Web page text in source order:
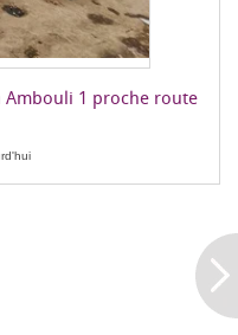
Ambouli 1 proche route